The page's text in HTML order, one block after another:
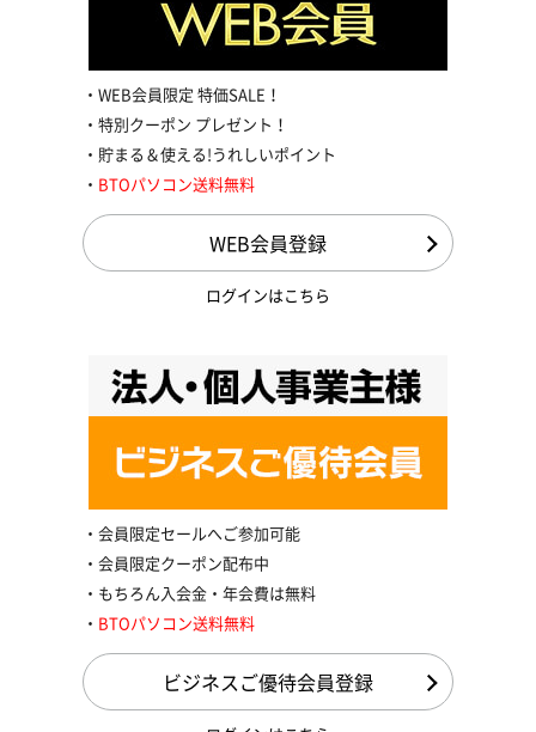
WEB会員限定 特価SALE！
特別クーポン プレゼント！
貯まる＆使える!うれしいポイント
BTOパソコン送料無料
WEB会員登録
ログインはこちら
会員限定セールへご参加可能
会員限定クーポン配布中
もちろん入会金・年会費は無料
BTOパソコン送料無料
ビジネスご優待会員登録